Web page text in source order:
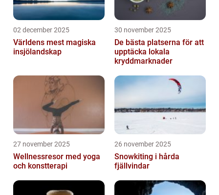
02 december 2025
Världens mest magiska
insjölandskap
30 november 2025
De bästa platserna för att
upptäcka lokala
kryddmarknader
27 november 2025
Wellnessresor med yoga
och konstterapi
26 november 2025
Snowkiting i hårda
fjällvindar